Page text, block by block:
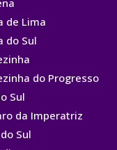
de Lima
do Sul
do Progresso
Sul
da Imperatriz
Sul